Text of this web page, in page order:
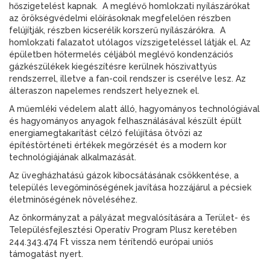
hőszigetelést kapnak. A meglévő homlokzati nyílászárókat
az örökségvédelmi előírásoknak megfelelően részben
felújítják, részben kicserélik korszerű nyílászárókra. A
homlokzati falazatot utólagos vízszigeteléssel látják el. Az
épületben hőtermelés céljából meglévő kondenzációs
gázkészülékek kiegészítésre kerülnek hőszivattyús
rendszerrel, illetve a fan-coil rendszer is cserélve lesz. Az
álteraszon napelemes rendszert helyeznek el.
A műemléki védelem alatt álló, hagyományos technológiával
és hagyományos anyagok felhasználásával készült épült
energiamegtakarítást célzó felújítása ötvözi az
építéstörténeti értékek megőrzését és a modern kor
technológiájának alkalmazását.
Az üvegházhatású gázok kibocsátásának csökkentése, a
település levegőminőségének javítása hozzájárul a pécsiek
életminőségének növeléséhez.
Az önkormányzat a pályázat megvalósítására a Terület- és
Településfejlesztési Operatív Program Plusz keretében
244.343.474 Ft vissza nem térítendő európai uniós
támogatást nyert.